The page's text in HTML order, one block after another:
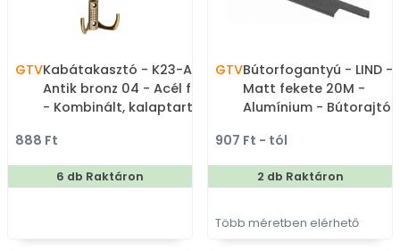
GTVKabátakasztó - K23-A0 -
Antik bronz 04 - Acél fém
- Kombinált, kalaptartós
888 Ft
6 db Raktáron
GTVBútorfogantyú - LIND -
Matt fekete 20M -
Alumínium - Bútorajtó
fém fogantyú
907 Ft - tól
2 db Raktáron
Több méretben elérhető